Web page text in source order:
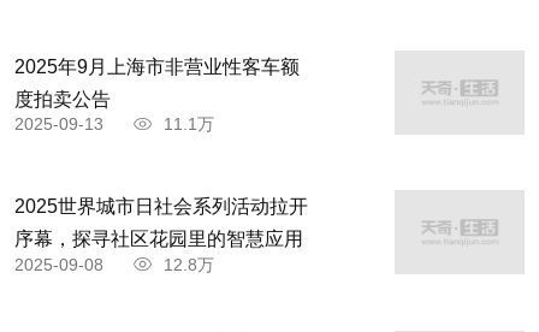
2025年9月上海市非营业性客车额
度拍卖公告
2025-09-13 11.1万
2025世界城市日社会系列活动拉开
序幕，探寻社区花园里的智慧应用
2025-09-08 12.8万